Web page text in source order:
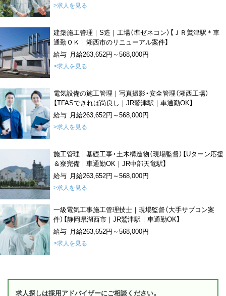
>求人を見る
建築施工管理｜S造｜工場（準ゼネコン）【ＪＲ鷲津駅＊車
通勤ＯＫ｜湖西市のリニューアル案件】
給与 月給263,652円～568,000円
>求人を見る
電気設備の施工管理｜写真撮影・安全管理（湖西工場）
【TFASできれば尚良し｜JR鷲津駅｜車通勤OK】
給与 月給263,652円～568,000円
>求人を見る
施工管理｜基礎工事・土木構造物（現場監督）【Uターン応援
＆寮完備｜車通勤OK｜JR中部天竜駅】
給与 月給263,652円～568,000円
>求人を見る
一級電気工事施工管理技士｜現場監督（大手サブコン案
件）【静岡県湖西市｜JR鷲津駅｜車通勤OK】
給与 月給263,652円～568,000円
>求人を見る
求人探しは採用アドバイザーにご相談ください。